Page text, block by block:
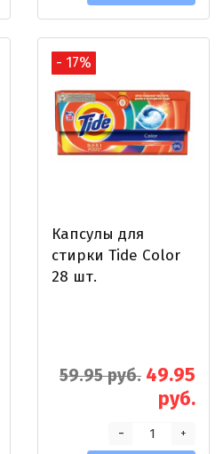
- 17%
Капсулы для
стирки Tide Color
28 шт.
59.95 руб. 49.95
руб.
+
-